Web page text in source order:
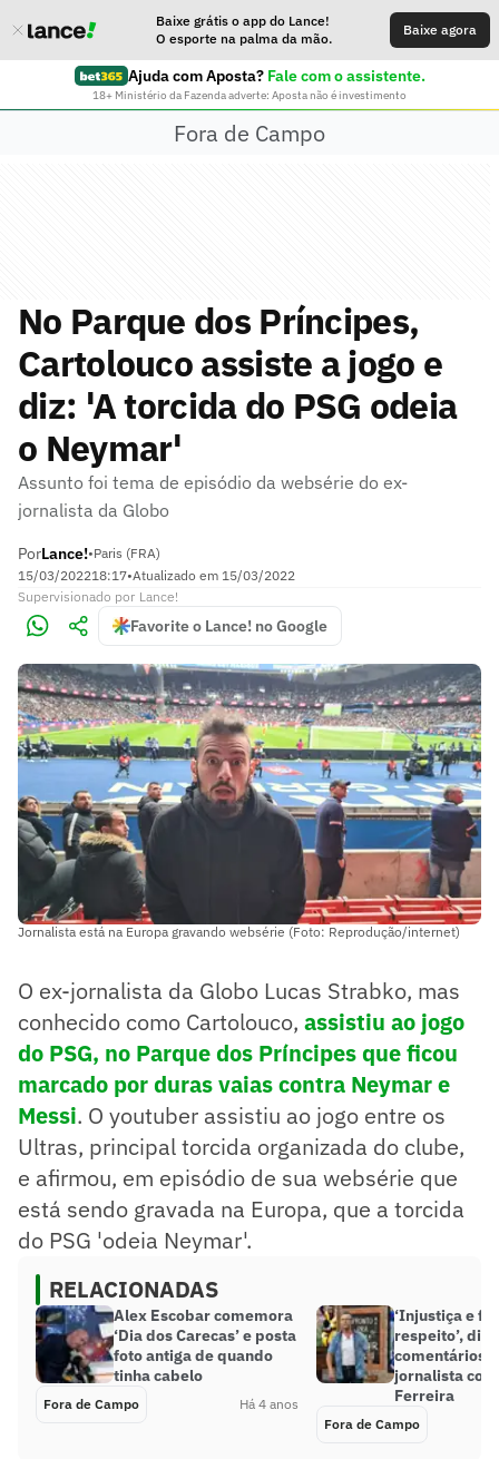
Baixe grátis o app do Lance!
O esporte na palma da mão.
Baixe agora
Ajuda com Aposta? Fale com o assistente.
18+ Ministério da Fazenda adverte: Aposta não é investimento
Fora de Campo
No Parque dos Príncipes,
Cartolouco assiste a jogo e
diz: 'A torcida do PSG odeia
o Neymar'
Assunto foi tema de episódio da websérie do ex-
jornalista da Globo
PorLance!•Paris (FRA)
15/03/202218:17•Atualizado em 15/03/2022
Supervisionado por Lance!
Favorite o Lance! no Google
Jornalista está na Europa gravando websérie (Foto: Reprodução/internet)
O ex-jornalista da Globo Lucas Strabko, mas
conhecido como Cartolouco, assistiu ao jogo
do PSG, no Parque dos Príncipes que ficou
marcado por duras vaias contra Neymar e
Messi. O youtuber assistiu ao jogo entre os
Ultras, principal torcida organizada do clube,
e afirmou, em episódio de sua websérie que
está sendo gravada na Europa, que a torcida
do PSG 'odeia Neymar'.
RELACIONADAS
Alex Escobar comemora
‘Dia dos Carecas’ e posta
foto antiga de quando
tinha cabelo
Fora de Campo Há 4 anos
‘Injustiça e
respeito’, diz
comentários
jornalista
Ferreira
Fora de Campo